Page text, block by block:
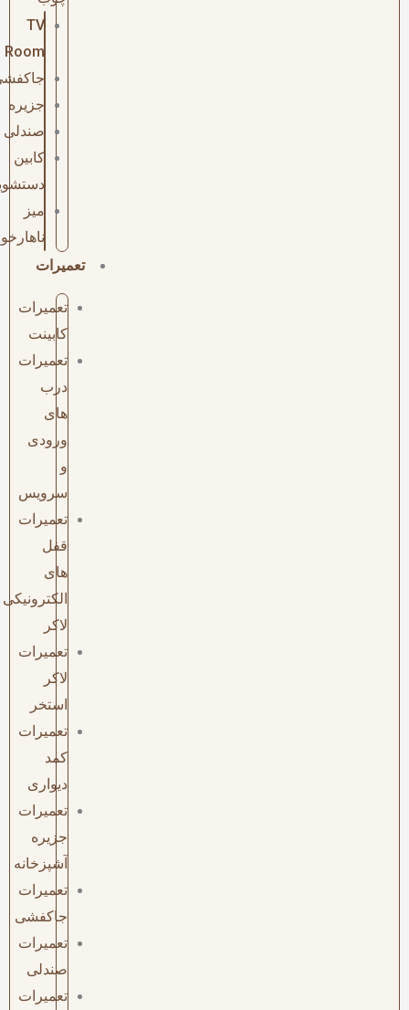
TV
Room
جاکفشی
جزیره
صندلی
کابین
دستشویی
میز
ناهارخوری
تعمیرات
تعمیرات
کابینت
تعمیرات
درب
های
ورودی
سرویس
تعمیرات
قفل
های
الکترونیکی
لاکر
تعمیرات
لاکر
استخر
تعمیرات
کمد
دیواری
تعمیرات
جزیره
آشپزخانه
تعمیرات
جاکفشی
تعمیرات
صندلی
تعمیرات